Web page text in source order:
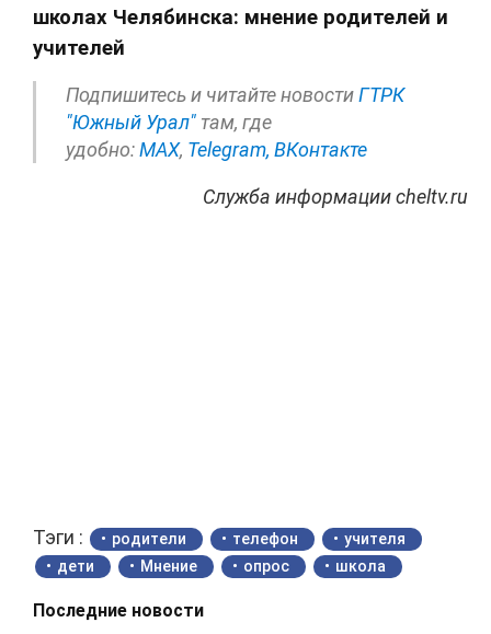
школах Челябинска: мнение родителей и
учителей
Подпишитесь и читайте новостиГТРК
"Южный Урал" там, где
удобно:МАХ, Telegram, ВКонтакте
Служба информации cheltv.ru
Тэги : родители телефон
учителя
дети
Мнение опрос школа
Последние новости